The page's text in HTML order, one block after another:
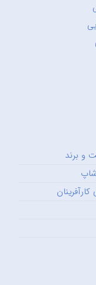
و برند